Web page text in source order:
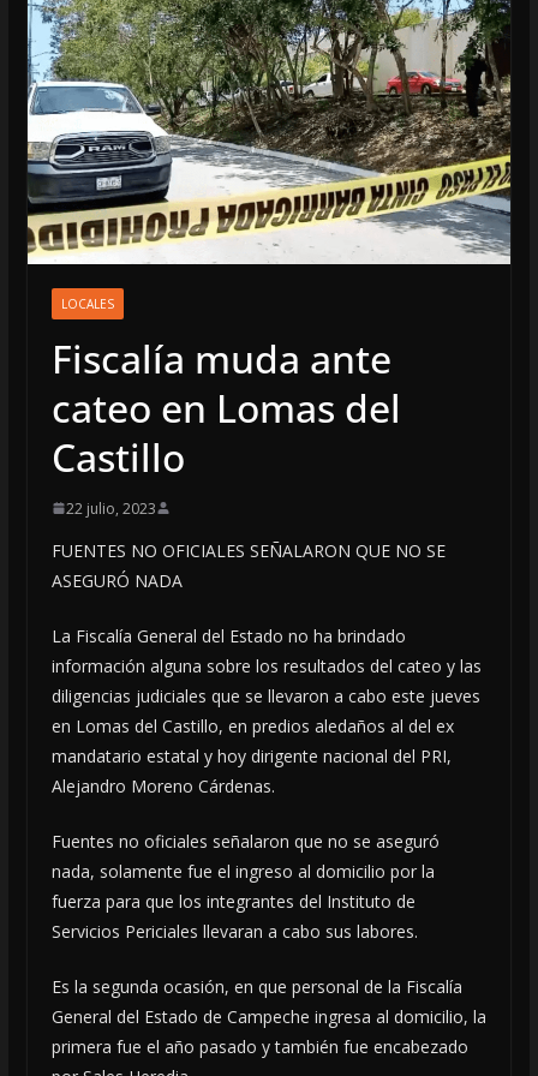
LOCALES
Fiscalía muda ante
cateo en Lomas del
Castillo
22 julio, 2023
FUENTES NO OFICIALES SEÑALARON QUE NO SE
ASEGURÓ NADA
La Fiscalía General del Estado no ha brindado
información alguna sobre los resultados del cateo y las
diligencias judiciales que se llevaron a cabo este jueves
en Lomas del Castillo, en predios aledaños al del ex
mandatario estatal y hoy dirigente nacional del PRI,
Alejandro Moreno Cárdenas.
Fuentes no oficiales señalaron que no se aseguró
nada, solamente fue el ingreso al domicilio por la
fuerza para que los integrantes del Instituto de
Servicios Periciales llevaran a cabo sus labores.
Es la segunda ocasión, en que personal de la Fiscalía
General del Estado de Campeche ingresa al domicilio, la
primera fue el año pasado y también fue encabezado